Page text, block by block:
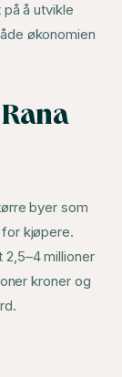
å utvikle
økonomien
byer som
kjøpere.
millioner
kroner og